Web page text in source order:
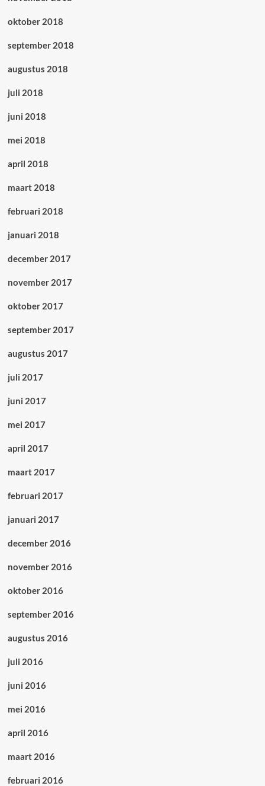
oktober 2018
september 2018
augustus 2018
juli 2018
juni 2018
mei 2018
april 2018
maart 2018
februari 2018
januari 2018
december 2017
november 2017
oktober 2017
september 2017
augustus 2017
juli 2017
juni 2017
mei 2017
april 2017
maart 2017
februari 2017
januari 2017
december 2016
november 2016
oktober 2016
september 2016
augustus 2016
juli 2016
juni 2016
mei 2016
april 2016
maart 2016
februari 2016